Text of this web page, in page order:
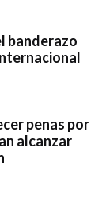
banderazo
penas por
alcanzar